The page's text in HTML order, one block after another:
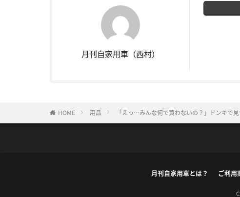
月刊自家用車（西村）
HOME 用品 「えっ…みんな何で買わないの？」ドンキで
月刊自家用車とは？ ご利用